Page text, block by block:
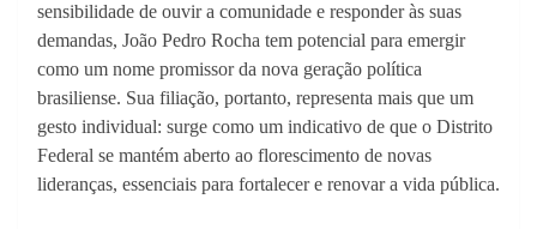
sensibilidade de ouvir a comunidade e responder às suas
demandas, João Pedro Rocha tem potencial para emergir
como um nome promissor da nova geração política
brasiliense. Sua filiação, portanto, representa mais que um
gesto individual: surge como um indicativo de que o Distrito
Federal se mantém aberto ao florescimento de novas
lideranças, essenciais para fortalecer e renovar a vida pública.